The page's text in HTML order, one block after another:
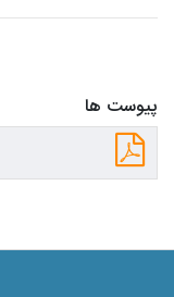
پیوست ها